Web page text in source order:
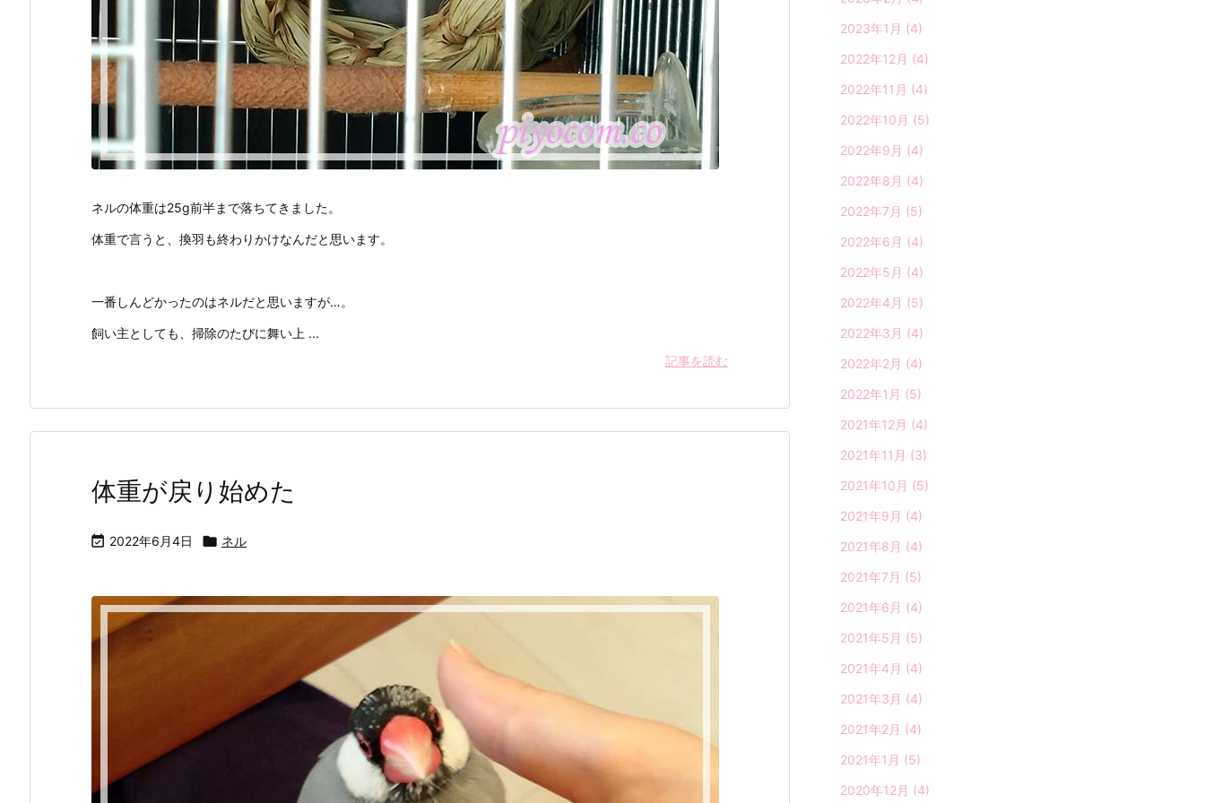
ネルの体重は25g前半まで落ちてきました。
体重で言うと、換羽も終わりかけなんだと思います。
一番しんどかったのはネルだと思いますが…。
飼い主としても、掃除のたびに舞い上 ...
記事を読む
体重が戻り始めた
 2022年6月4日  ネル
2023年1月 (4)
2022年12月 (4)
2022年11月 (4)
2022年10月 (5)
2022年9月 (4)
2022年8月 (4)
2022年7月 (5)
2022年6月 (4)
2022年5月 (4)
2022年4月 (5)
2022年3月 (4)
2022年2月 (4)
2022年1月 (5)
2021年12月 (4)
2021年11月 (3)
2021年10月 (5)
2021年9月 (4)
2021年8月 (4)
2021年7月 (5)
2021年6月 (4)
2021年5月 (5)
2021年4月 (4)
2021年3月 (4)
2021年2月 (4)
2021年1月 (5)
2020年12月 (4)